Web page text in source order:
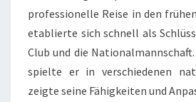
professionelle Reise in den
etablierte sich schnell als
Club und die
spielte er in verschiedenen
zeigte seine Fähigkeiten und